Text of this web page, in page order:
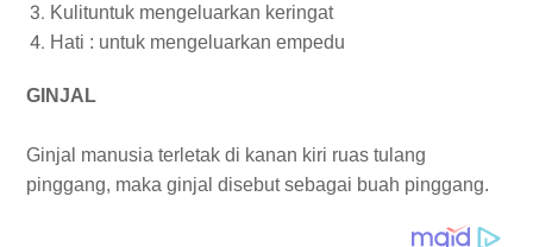
Kulituntuk mengeluarkan keringat
Hati : untuk mengeluarkan empedu
GINJAL
Ginjal manusia terletak di kanan kiri ruas tulang
pinggang, maka ginjal disebut sebagai buah pinggang.